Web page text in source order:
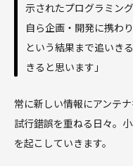
示されたプログラミン
自ら企画・開発に携わ
という結果まで追いき
きると思います」
常に新しい情報にアンテ
試行錯誤を重ねる日々。
を起こしていきます。